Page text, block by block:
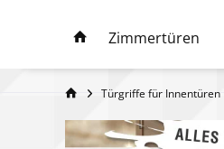
Zimmertüren
Türgriffe für Innentüren